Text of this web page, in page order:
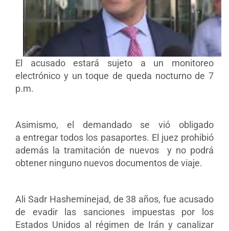
El acusado estará sujeto a un monitoreo
electrónico y un toque de queda nocturno de 7
p.m.
Asimismo, el demandado se vió obligado
a entregar todos los pasaportes. El juez prohibió
además la tramitación de nuevos y no podrá
obtener ninguno nuevos documentos de viaje.
Ali Sadr Hasheminejad, de 38 años, fue acusado
de evadir las sanciones impuestas por los
Estados Unidos al régimen de Irán y canalizar